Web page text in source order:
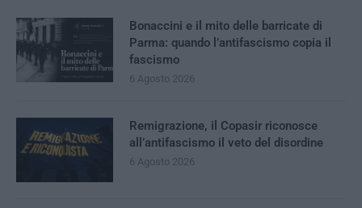
Bonaccini e il mito delle barricate di
Parma: quando l’antifascismo copia il
fascismo
6 Agosto 2026
Remigrazione, il Copasir riconosce
all’antifascismo il veto del disordine
6 Agosto 2026